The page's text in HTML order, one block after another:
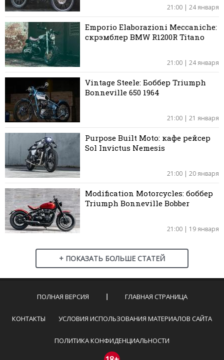
21:00 | 24 января
Emporio Elaborazioni Meccaniche:
скрэмблер BMW R1200R Titano
21:00 | 24 января
Vintage Steele: Боббер Triumph
Bonneville 650 1964
21:00 | 21 января
Purpose Built Moto: кафе рейсер
Sol Invictus Nemesis
21:00 | 20 января
Modification Motorcycles: боббер
Triumph Bonneville Bobber
21:00 | 19 января
+ ПОКАЗАТЬ БОЛЬШЕ СТАТЕЙ
ПОЛНАЯ ВЕРСИЯ ГЛАВНАЯ СТРАНИЦА
КОНТАКТЫ УСЛОВИЯ ИСПОЛЬЗОВАНИЯ МАТЕРИАЛОВ САЙТА
ПОЛИТИКА КОНФИДЕНЦИАЛЬНОСТИ